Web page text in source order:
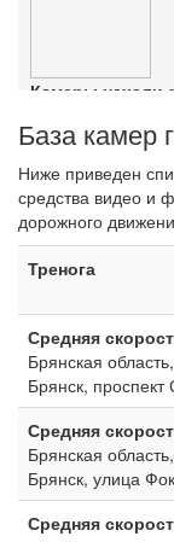
Камеры начали
База камер
Ниже приведен
средства видео и
дорожного
Тренога
Средняя
Брянская
Брянск,
Средняя
Брянская
Брянск, улица
Средняя